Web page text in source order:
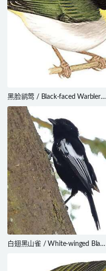
黑脸鹟莺 / Black-faced Warbler /
Abroscopus schisticeps
白翅黑山雀 / White-winged Black